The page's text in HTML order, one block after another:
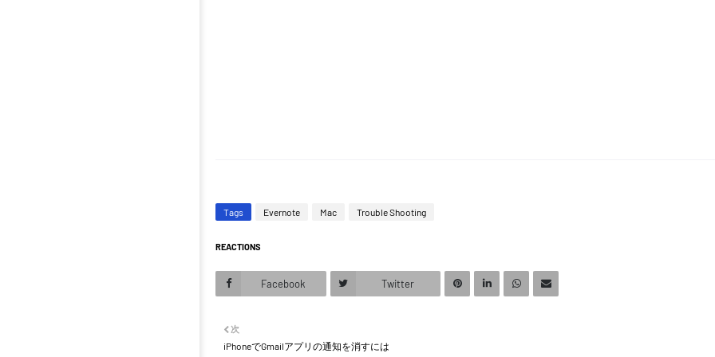
Tags Evernote Mac Trouble Shooting
REACTIONS
Facebook Twitter
次
iPhoneでGmailアプリの通知を消すには